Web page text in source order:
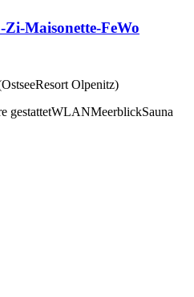
Zi-Maisonette-FeWo
Olpenitz)
gestattetWLANMeerblickSauna